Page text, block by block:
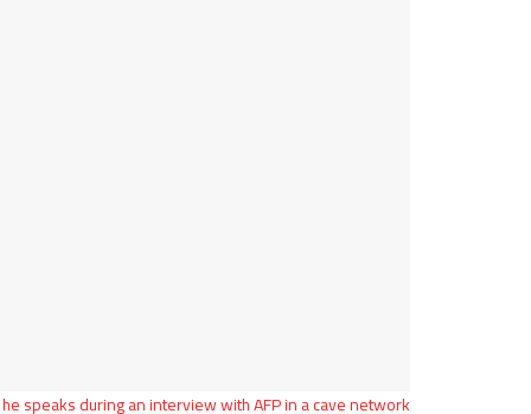
speaks during an interview with AFP in a cave network